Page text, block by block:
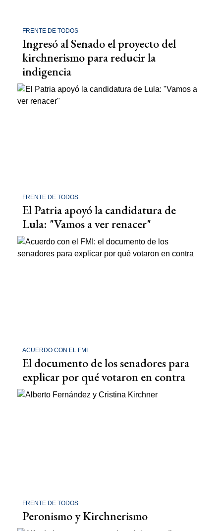
FRENTE DE TODOS
Ingresó al Senado el proyecto del
kirchnerismo para reducir la
indigencia
FRENTE DE TODOS
El Patria apoyó la candidatura de
Lula: "Vamos a ver renacer"
ACUERDO CON EL FMI
El documento de los senadores para
explicar por qué votaron en contra
FRENTE DE TODOS
Peronismo y Kirchnerismo